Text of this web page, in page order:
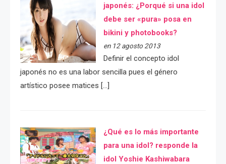
japonés: ¿Porqué si una idol
debe ser «pura» posa en
bikini y photobooks?
en 12 agosto 2013
Definir el concepto idol
japonés no es una labor sencilla pues el género
artístico posee matices […]
¿Qué es lo más importante
para una idol? responde la
idol Yoshie Kashiwabara